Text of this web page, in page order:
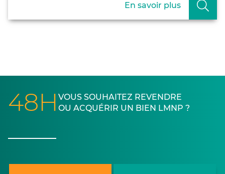
En savoir plus
48H VOUS SOUHAITEZ REVENDRE
OU ACQUÉRIR UN BIEN LMNP ?